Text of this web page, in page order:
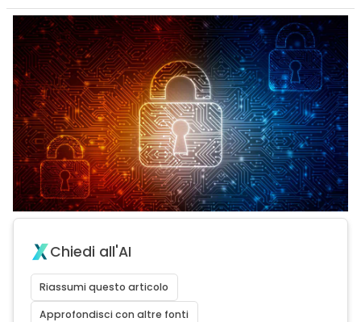
Chiedi all'AI
Riassumi questo articolo
Approfondisci con altre fonti